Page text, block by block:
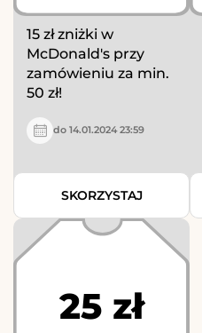
15 zł zniżki w
McDonald's przy
zamówieniu za min.
50 zł!
do 14.01.2024 23:59
SKORZYSTAJ
25 zł